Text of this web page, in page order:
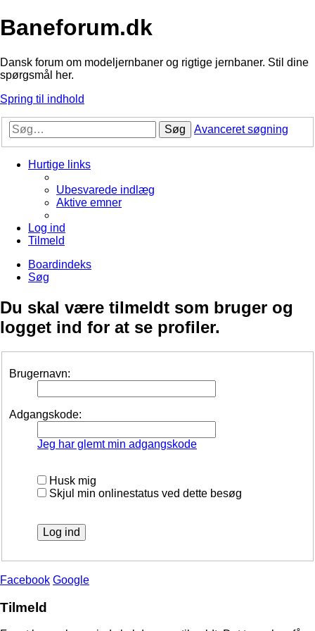
Baneforum.dk
Dansk forum om modeljernbaner og rigtige jernbaner. Stil dine
spørgsmål her.
Spring til indhold
Søg Avanceret søgning
Hurtige links
Ubesvarede indlæg
Aktive emner
Log ind
Tilmeld
Boardindeks
Søg
Du skal være tilmeldt som bruger og
logget ind for at se profiler.
Brugernavn:
Adgangskode:
Jeg har glemt min adgangskode
Husk mig
Skjul min onlinestatus ved dette besøg
Facebook Google
Tilmeld